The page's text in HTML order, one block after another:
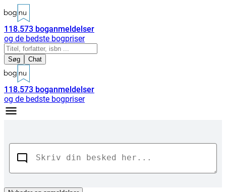
118.573 boganmeldelser
og de bedste bogpriser
Søg Chat
118.573 boganmeldelser
og de bedste bogpriser